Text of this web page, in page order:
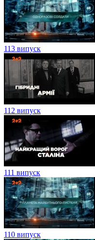
113 випуск
112 випуск
111 випуск
110 випуск